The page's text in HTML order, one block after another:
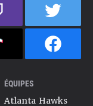
ÉQUIPES
Atlanta Hawks